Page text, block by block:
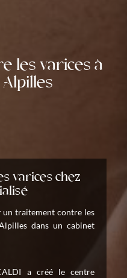
les varices à
varices chez
dans un cabinet
a créé le centre